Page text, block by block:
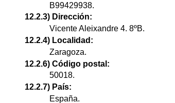
B99429938.
12.2.3) Dirección:
Vicente Aleixandre 4. 8ºB.
12.2.4) Localidad:
Zaragoza.
12.2.6) Código postal:
50018.
12.2.7) País:
España.